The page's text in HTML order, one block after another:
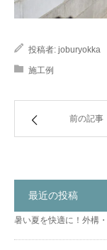
投稿者: joburyokka
施工例
前の記事
最近の投稿
暑い夏を快適に！外構